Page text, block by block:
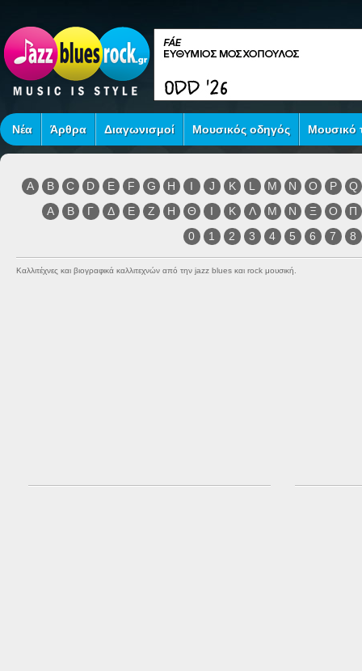
Νέα Άρθρα Διαγωνισμοί Μουσικός οδηγός Μουσικό
A B C D E F G H I J K L M N O P
Q
Α
Β Γ Δ Ε Ζ Η Θ Ι Κ Λ Μ Ν Ξ Ο
Π
0
1 2 3 4 5 6 7 8
Καλλιτέχνες και βιογραφικά καλλιτεχνών από την jazz blues και rock μουσική.